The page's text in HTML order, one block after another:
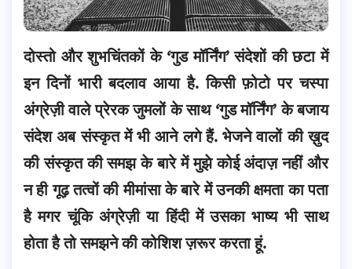
दोस्तो और शुभचिंतकों के ‘गुड मॉर्निंग’ संदेशों की छटा में
इन दिनों भारी बदलाव आया है. किसी फ़ोटो पर चस्पा
अंग्रेज़ी वाले प्रेरक जुमलों के साथ ‘गुड मॉर्निंग’ के बजाय
संदेश अब संस्कृत में भी आने लगे हैं. भेजने वालों की ख़ुद
की संस्कृत की समझ के बारे में मुझे कोई अंदाज़ नहींऔर
न ही गूढ़ तत्वों की मीमांसा के बारे में उनकी क्षमता का पता
है मगर चूंकि अंग्रेज़ी या हिंदी में उसका भाष्य भी साथ
होता है तो समझने की कोशिश ज़रूर करता हूं.